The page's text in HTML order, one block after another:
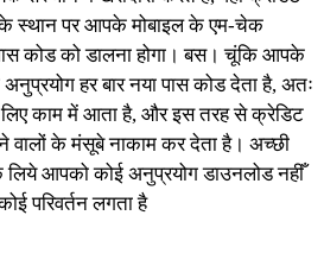
के स्थान पर आपके मोबाइल के एम-चेक
कोड को डालना होगा। बस। चूंकि आपके
हर बार नया पास कोड देता है, अतः
लिए काम में आता है, और इस तरह से क्रेडिट
वालों के मंसूबे नाकाम कर देता है। अच्छी
आपको कोई अनुप्रयोग डाउनलोड नहीँ
परिवर्तन लगता है